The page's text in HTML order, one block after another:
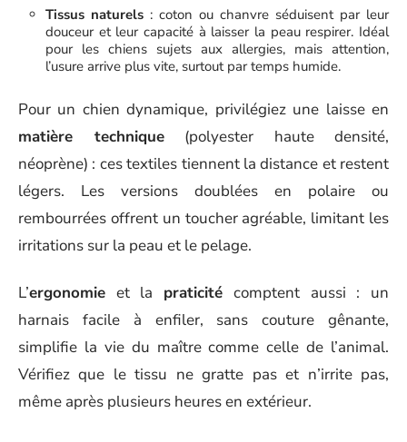
Tissus naturels : coton ou chanvre séduisent par leur
douceur et leur capacité à laisser la peau respirer. Idéal
pour les chiens sujets aux allergies, mais attention,
l’usure arrive plus vite, surtout par temps humide.
Pour un chien dynamique, privilégiez une laisse en
matière technique(polyester haute densité,
néoprène) : ces textiles tiennent la distance et restent
légers. Les versions doublées en polaire ou
rembourrées offrent un toucher agréable, limitant les
irritations sur la peau et le pelage.
L’ergonomie et la praticité comptent aussi : un
harnais facile à enfiler, sans couture gênante,
simplifie la vie du maître comme celle de l’animal.
Vérifiez que le tissu ne gratte pas et n’irrite pas,
même après plusieurs heures en extérieur.